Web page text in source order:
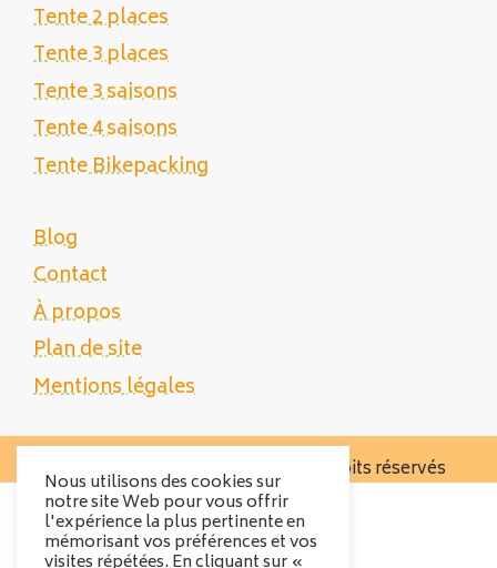
Tente 2 places
Tente 3 places
Tente 3 saisons
Tente 4 saisons
Tente Bikepacking
Blog
Contact
À propos
Plan de site
Mentions légales
Copyright 2025 Tente Trek - Tous droits réservés
Nous utilisons des cookies sur
notre site Web pour vous offrir
l'expérience la plus pertinente en
mémorisant vos préférences et vos